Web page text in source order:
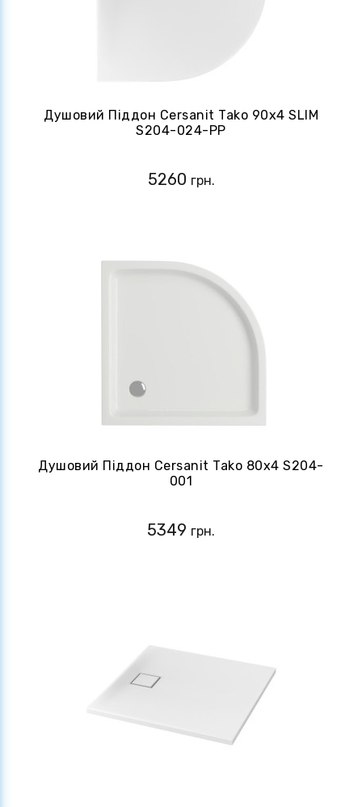
Душовий Піддон Cersanit Tako 90х4 SLIM
S204-024-PP
5260 грн.
Душовий Піддон Cersanit Tako 80x4 S204-
001
5349 грн.